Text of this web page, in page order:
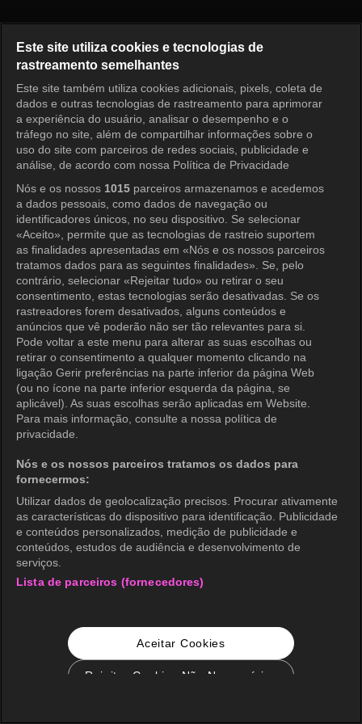
Entrar
Este site utiliza cookies e tecnologias de
rastreamento semelhantes
Este site também utiliza cookies adicionais, pixels, coleta de
dados e outras tecnologias de rastreamento para aprimorar
a experiência do usuário, analisar o desempenho e o
tráfego no site, além de compartilhar informações sobre o
uso do site com parceiros de redes sociais, publicidade e
análise, de acordo com nossa Política de Privacidade
Nós e os nossos 1015 parceiros armazenamos e acedemos
a dados pessoais, como dados de navegação ou
identificadores únicos, no seu dispositivo. Se selecionar
«Aceito», permite que as tecnologias de rastreio suportem
as finalidades apresentadas em «Nós e os nossos parceiros
tratamos dados para as seguintes finalidades». Se, pelo
contrário, selecionar «Rejeitar tudo» ou retirar o seu
consentimento, estas tecnologias serão desativadas. Se os
rastreadores forem desativados, alguns conteúdos e
anúncios que vê poderão não ser tão relevantes para si.
Pode voltar a este menu para alterar as suas escolhas ou
retirar o consentimento a qualquer momento clicando na
ligação Gerir preferências na parte inferior da página Web
(ou no ícone na parte inferior esquerda da página, se
aplicável). As suas escolhas serão aplicadas em Website.
Para mais informação, consulte a nossa política de
privacidade.
Nós e os nossos parceiros tratamos os dados para
fornecermos:
Utilizar dados de geolocalização precisos. Procurar ativamente
as características do dispositivo para identificação. Publicidade
e conteúdos personalizados, medição de publicidade e
conteúdos, estudos de audiência e desenvolvimento de
serviços.
Lista de parceiros (fornecedores)
Aceitar Cookies
Rejeitar Cookies Não Necessários